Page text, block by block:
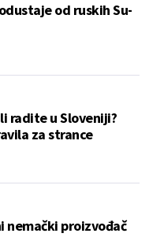
od ruskih Su-
radite u Sloveniji?
za strance
nemački proizvođač